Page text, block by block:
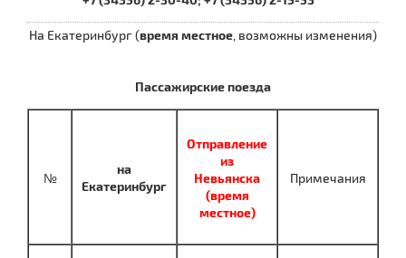
На Екатеринбург (время местное, возможны изменения)
Пассажирские поезда
№
на
Екатеринбург
Отправление
из
Невьянска
(время
местное)
Примечания